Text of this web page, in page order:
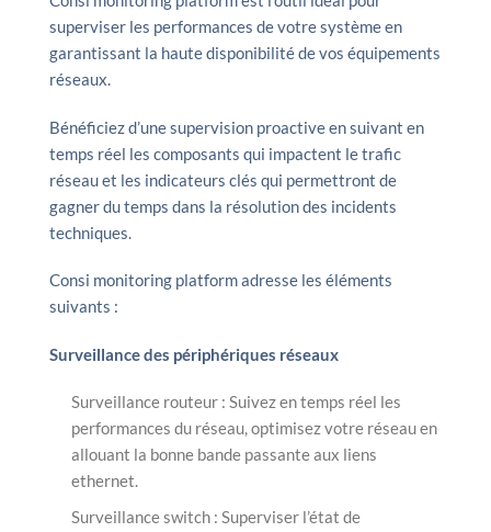
superviser les performances de votre système en
garantissant la haute disponibilité de vos équipements
réseaux.
Bénéficiez d’une supervision proactive en suivant en
temps réel les composants qui impactent le trafic
réseau et les indicateurs clés qui permettront de
gagner du temps dans la résolution des incidents
techniques.
Consi monitoring platform adresse les éléments
suivants :
Surveillance des périphériques réseaux
Surveillance routeur : Suivez en temps réel les
performances du réseau, optimisez votre réseau en
allouant la bonne bande passante aux liens
ethernet.
Surveillance switch : Superviser l’état de